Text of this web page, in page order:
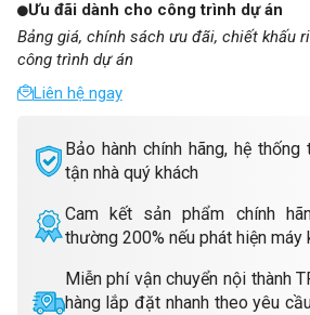
Bảo hành chính hãng, hệ
tận nhà quý khách
Cam kết sản phẩm chính
thường 200% nếu phát hiện máy
Miễn phí vận chuyển nội thành
hàng lắp đặt nhanh theo yêu
Ưu đãi dành cho công trình dự án
Bảng giá, chính sách ưu đãi, chiết khấu
công trình dự án
Liên hệ ngay